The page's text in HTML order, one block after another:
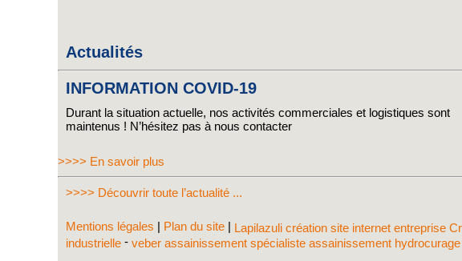
Actualités
INFORMATION COVID-19
Durant la situation actuelle, nos activités commerciales et logistiques sont
maintenus ! N’hésitez pas à nous contacter
>>>> En savoir plus
>>>> Découvrir toute l’actualité ...
Mentions légales | Plan du site | Lapilazuli création site internet entreprise
industrielle - veber assainissement spécialiste assainissement hydrocurage